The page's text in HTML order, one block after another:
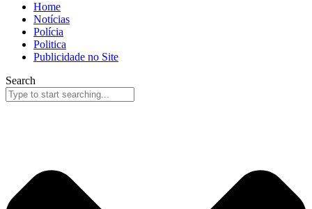
Home
Notícias
Polícia
Politica
Publicidade no Site
Search